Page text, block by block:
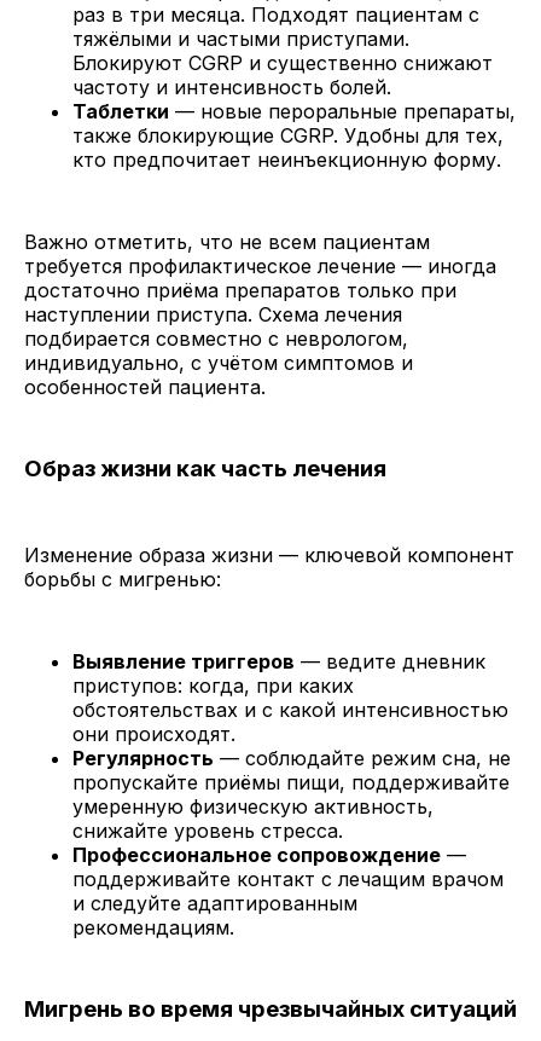
раз в три месяца. Подходят пациентам с
тяжёлыми и частыми приступами.
Блокируют CGRP и существенно снижают
частоту и интенсивность болей.
Таблетки — новые пероральные препараты,
также блокирующие CGRP. Удобны для тех,
кто предпочитает неинъекционную форму.
Важно отметить, что не всем пациентам
требуется профилактическое лечение — иногда
достаточно приёма препаратов только при
наступлении приступа. Схема лечения
подбирается совместно с неврологом,
индивидуально, с учётом симптомов и
особенностей пациента.
Образ жизни как часть лечения
Изменение образа жизни — ключевой компонент
борьбы с мигренью:
Выявление триггеров — ведите дневник
приступов: когда, при каких
обстоятельствах и с какой интенсивностью
они происходят.
Регулярность — соблюдайте режим сна, не
пропускайте приёмы пищи, поддерживайте
умеренную физическую активность,
снижайте уровень стресса.
Профессиональное сопровождение —
поддерживайте контакт с лечащим врачом
и следуйте адаптированным
рекомендациям.
Мигрень во время чрезвычайных ситуаций